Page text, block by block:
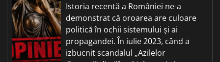
Istoria recentă a României ne-a
demonstrat că oroarea are culoare
politică în ochii sistemului și ai
propagandei. În iulie 2023, când a
izbucnit scandalul „Azilelor